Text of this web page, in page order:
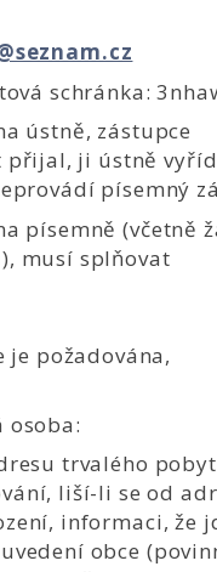
schránka:
ústně, zástupce
přijal, ji ústně
písemný
písemně (včetně
musí splňovat
požadována,
osoba:
trvalého
liší-li se od
informaci, že
obce